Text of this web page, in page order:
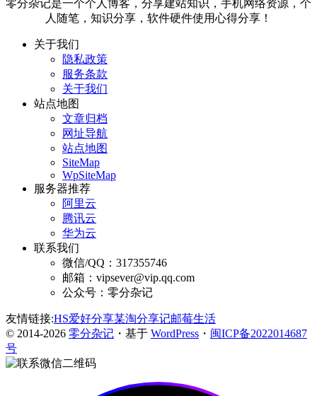
零分杂记是一个个人博客，分享建站知识，手机网络资源，个
人随笔，知识分享，软件硬件使用心得分享！
关于我们
隐私政策
服务条款
关于我们
站点地图
文章归档
网址导航
站点地图
SiteMap
WpSiteMap
服务器推荐
阿里云
腾讯云
华为云
联系我们
微信/QQ：317355746
邮箱：vipsever@vip.qq.com
公众号：零分杂记
友情链接:HS爱好分享某淘分享记邮莓生活
© 2014-2026 零分杂记 ・基于 WordPress ・ 闽ICP备2022014687
号